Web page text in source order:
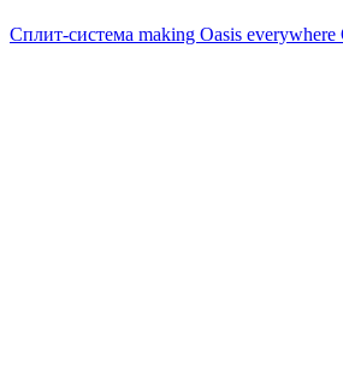
Сплит-система making Oasis